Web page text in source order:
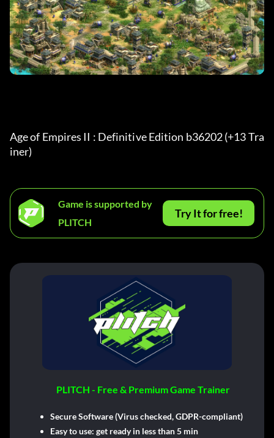
Age of Empires II : Definitive Edition b36202 (+13 Tra
iner)
Game is supported by
PLITCH
Try It for free!
PLITCH - Free & Premium Game Trainer
Secure Software (Virus checked, GDPR-compliant)
Easy to use: get ready in less than 5 min